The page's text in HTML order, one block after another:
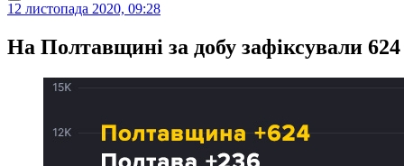
12 листопада 2020, 09:28
На Полтавщині за добу зафіксували